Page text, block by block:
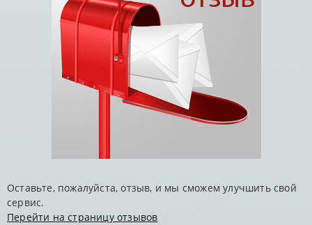
Оставьте, пожалуйста, отзыв, и мы сможем улучшить свой
сервис.
Перейти на страницу отзывов